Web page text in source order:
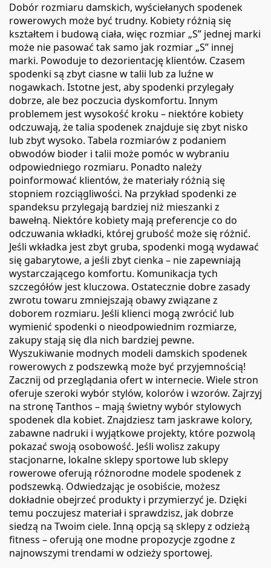
Dobór rozmiaru damskich, wyściełanych spodenek
rowerowych może być trudny. Kobiety różnią się
kształtem i budową ciała, więc rozmiar „S” jednej marki
może nie pasować tak samo jak rozmiar „S” innej
marki. Powoduje to dezorientację klientów. Czasem
spodenki są zbyt ciasne w talii lub za luźne w
nogawkach. Istotne jest, aby spodenki przylegały
dobrze, ale bez poczucia dyskomfortu. Innym
problemem jest wysokość kroku – niektóre kobiety
odczuwają, że talia spodenek znajduje się zbyt nisko
lub zbyt wysoko. Tabela rozmiarów z podaniem
obwodów bioder i talii może pomóc w wybraniu
odpowiedniego rozmiaru. Ponadto należy
poinformować klientów, że materiały różnią się
stopniem rozciągliwości. Na przykład spodenki ze
spandeksu przylegają bardziej niż mieszanki z
bawełną. Niektóre kobiety mają preferencje co do
odczuwania wkładki, której grubość może się różnić.
Jeśli wkładka jest zbyt gruba, spodenki mogą wydawać
się gabarytowe, a jeśli zbyt cienka – nie zapewniają
wystarczającego komfortu. Komunikacja tych
szczegółów jest kluczowa. Ostatecznie dobre zasady
zwrotu towaru zmniejszają obawy związane z
doborem rozmiaru. Jeśli klienci mogą zwrócić lub
wymienić spodenki o nieodpowiednim rozmiarze,
zakupy stają się dla nich bardziej pewne.
Wyszukiwanie modnych modeli damskich spodenek
rowerowych z podszewką może być przyjemnością!
Zacznij od przeglądania ofert w internecie. Wiele stron
oferuje szeroki wybór stylów, kolorów i wzorów. Zajrzyj
na stronę Tanthos – mają świetny wybór stylowych
spodenek dla kobiet. Znajdziesz tam jaskrawe kolory,
zabawne nadruki i wyjątkowe projekty, które pozwolą
pokazać swoją osobowość. Jeśli wolisz zakupy
stacjonarne, lokalne sklepy sportowe lub sklepy
rowerowe oferują różnorodne modele spodenek z
podszewką. Odwiedzając je osobiście, możesz
dokładnie obejrzeć produkty i przymierzyć je. Dzięki
temu poczujesz materiał i sprawdzisz, jak dobrze
siedzą na Twoim ciele. Inną opcją są sklepy z odzieżą
fitness – oferują one modne propozycje zgodne z
najnowszymi trendami w odzieży sportowej.